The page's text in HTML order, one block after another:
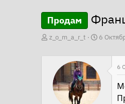
Продам
А
z_o_m_a_r_t
Д
н
а
6
6